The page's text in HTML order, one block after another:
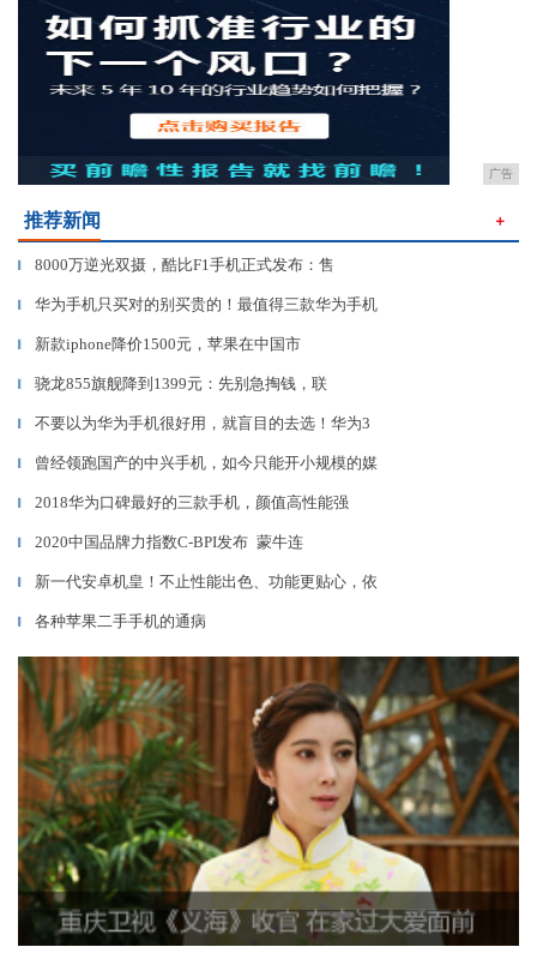
广告
推荐新闻 ＋
▎ 8000万逆光双摄，酷比F1手机正式发布：售
▎ 华为手机只买对的别买贵的！最值得三款华为手机
▎ 新款iphone降价1500元，苹果在中国市
▎ 骁龙855旗舰降到1399元：先别急掏钱，联
▎ 不要以为华为手机很好用，就盲目的去选！华为3
▎ 曾经领跑国产的中兴手机，如今只能开小规模的媒
▎ 2018华为口碑最好的三款手机，颜值高性能强
▎ 2020中国品牌力指数C-BPI发布 蒙牛连
▎ 新一代安卓机皇！不止性能出色、功能更贴心，依
▎ 各种苹果二手手机的通病